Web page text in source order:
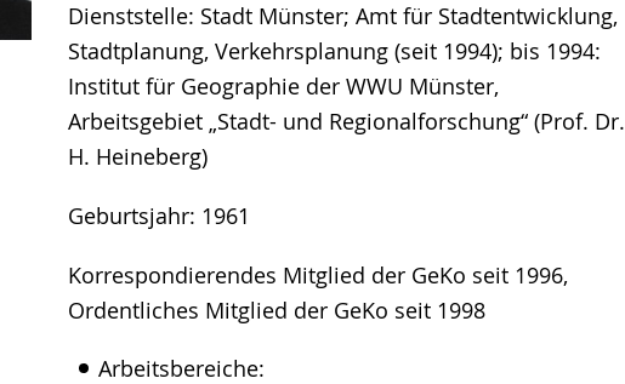
Dienststelle: Stadt Münster; Amt für Stadtentwicklung,
Stadtplanung, Verkehrsplanung (seit 1994); bis 1994:
Institut für Geographie der WWU Münster,
Arbeitsgebiet „Stadt- und Regionalforschung“ (Prof. Dr.
H. Heineberg)
Geburtsjahr: 1961
Korrespondierendes Mitglied der GeKo seit 1996,
Ordentliches Mitglied der GeKo seit 1998
Arbeitsbereiche: